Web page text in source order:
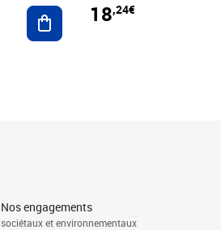
Ajouter au panier
18,24€
Nos engagements
sociétaux et environnementaux